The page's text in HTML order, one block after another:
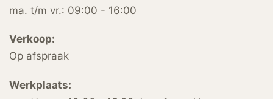
ma. t/m vr.: 09:00 - 16:00
Verkoop:
Op afspraak
Werkplaats: